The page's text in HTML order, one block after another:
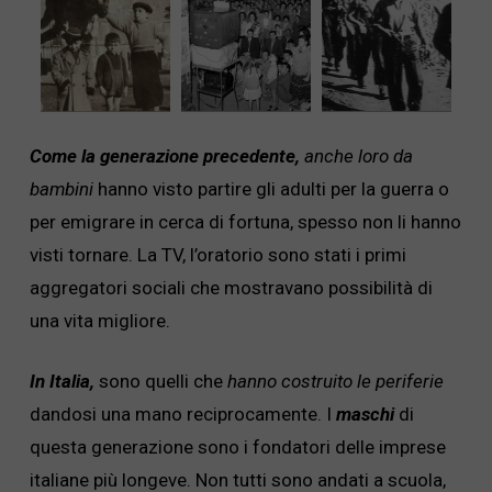
Come la generazione precedente, anche loro da
bambini hanno visto partire gli adulti per la guerra o
per emigrare in cerca di fortuna, spesso non li hanno
visti tornare. La TV, l’oratorio sono stati i primi
aggregatori sociali che mostravano possibilità di
una vita migliore.
In Italia, sono quelli che hanno costruito le periferie
dandosi una mano reciprocamente. I maschi di
questa generazione sono i fondatori delle imprese
italiane più longeve. Non tutti sono andati a scuola,